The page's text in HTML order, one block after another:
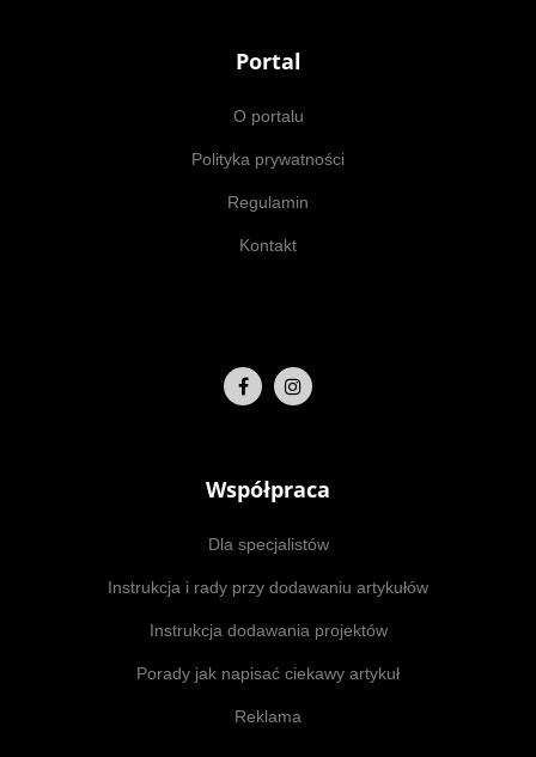
Portal
O portalu
Polityka prywatności
Regulamin
Kontakt
Współpraca
Dla specjalistów
Instrukcja i rady przy dodawaniu artykułów
Instrukcja dodawania projektów
Porady jak napisać ciekawy artykuł
Reklama